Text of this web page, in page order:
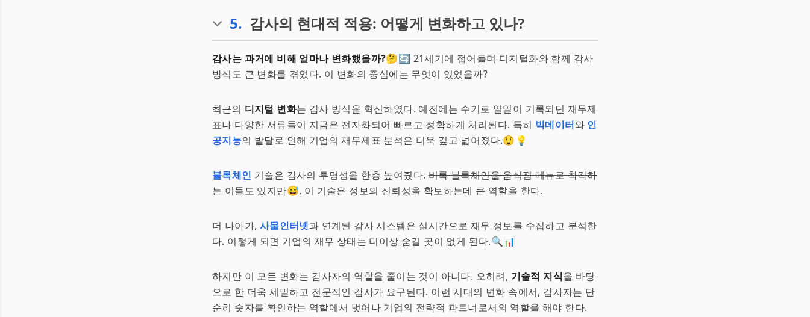
5. 감사의 현대적 적용: 어떻게 변화하고 있나?
감사는 과거에 비해 얼마나 변화했을까?🤔🔄 21세기에 접어들며 디지털화와 함께 감사
방식도 큰 변화를 겪었다. 이 변화의 중심에는 무엇이 있었을까?
최근의 디지털 변화는 감사 방식을 혁신하였다. 예전에는 수기로 일일이 기록되던 재무제
표나 다양한 서류들이 지금은 전자화되어 빠르고 정확하게 처리된다. 특히 빅데이터와 인
공지능의 발달로 인해 기업의 재무제표 분석은 더욱 깊고 넓어졌다.😲💡
블록체인 기술은 감사의 투명성을 한층 높여줬다.비록 블록체인을 음식점 메뉴로 착각하
는 이들도 있지만😅, 이 기술은 정보의 신뢰성을 확보하는데 큰 역할을 한다.
더 나아가, 사물인터넷과 연계된 감사 시스템은 실시간으로 재무 정보를 수집하고 분석한
다. 이렇게 되면 기업의 재무 상태는 더이상 숨길 곳이 없게 된다.🔍📊
하지만 이 모든 변화는 감사자의 역할을 줄이는 것이 아니다. 오히려, 기술적 지식을 바탕
으로 한 더욱 세밀하고 전문적인 감사가 요구된다. 이런 시대의 변화 속에서, 감사자는 단
순히 숫자를 확인하는 역할에서 벗어나 기업의 전략적 파트너로서의 역할을 해야 한다.